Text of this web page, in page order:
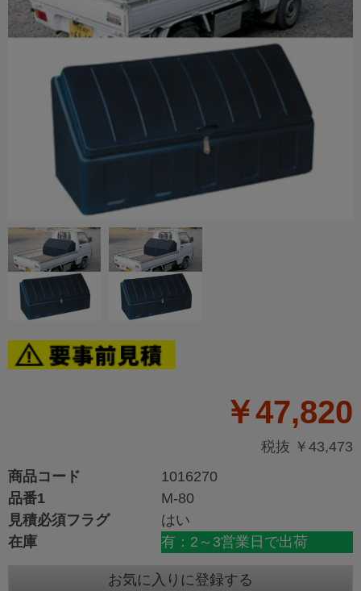
￥47,820
税抜 ￥43,473
商品コード
1016270
品番1
M-80
見積必須フラグ
はい
在庫
有：2～3営業日で出荷
お気に入りに登録する